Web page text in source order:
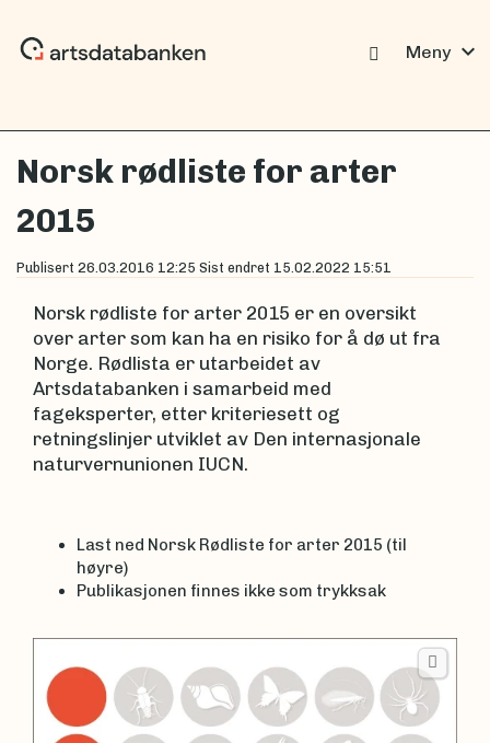
Meny expand_more
Norsk rødliste for arter
2015
Publisert 26.03.2016 12:25 Sist endret 15.02.2022 15:51
Norsk rødliste for arter 2015 er en oversikt
over arter som kan ha en risiko for å dø ut fra
Norge. Rødlista er utarbeidet av
Artsdatabanken i samarbeid med
fageksperter, etter kriteriesett og
retningslinjer utviklet av Den internasjonale
naturvernunionen IUCN.
Last ned Norsk Rødliste for arter 2015 (til
høyre)
Publikasjonen finnes ikke som trykksak